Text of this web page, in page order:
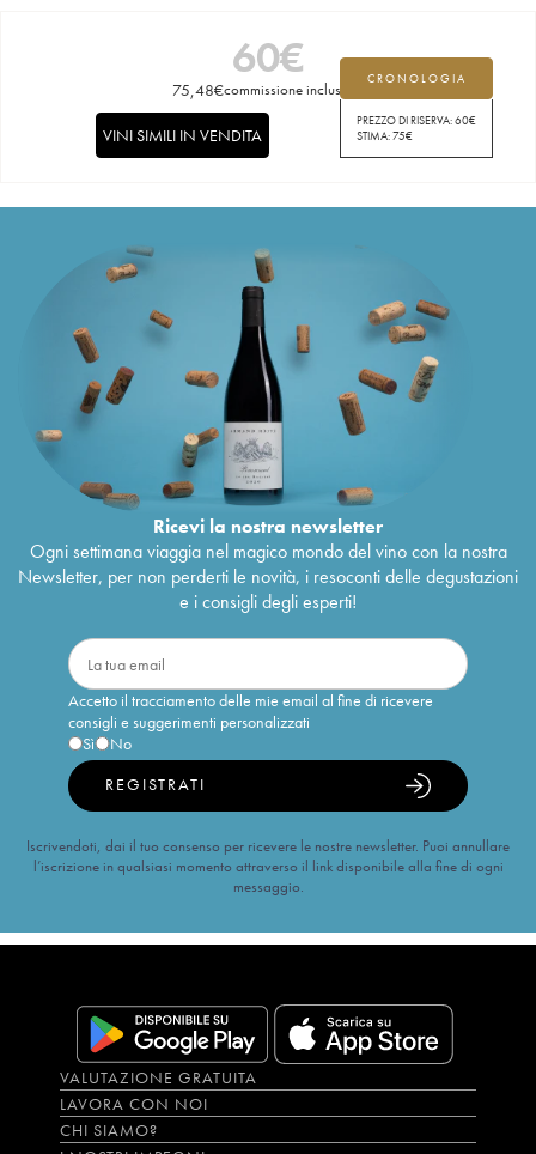
60€
75,48€commissione inclusa
CRONOLOGIA
PREZZO DI RISERVA:60€
STIMA:75€
VINI SIMILI IN VENDITA
Ricevi la nostra newsletter
Ogni settimana viaggia nel magico mondo del vino con la nostra
Newsletter, per non perderti le novità, i resoconti delle degustazioni
e i consigli degli esperti!
Accetto il tracciamento delle mie email al fine di ricevere
consigli e suggerimenti personalizzati
Sì
No
REGISTRATI
Iscrivendoti, dai il tuo consenso per ricevere le nostre newsletter. Puoi annullare
l’iscrizione in qualsiasi momento attraverso il link disponibile alla fine di ogni
messaggio.
VALUTAZIONE GRATUITA
LAVORA CON NOI
CHI SIAMO?